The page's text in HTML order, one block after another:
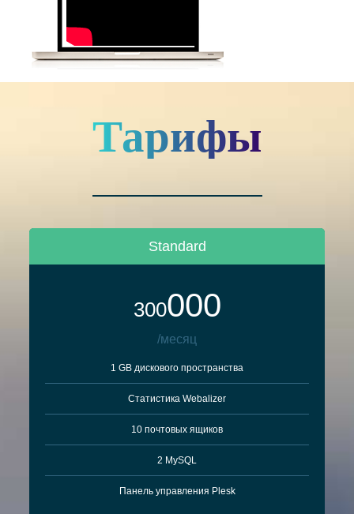
Тарифы
Standard
300000
/месяц
1 GB дискового пространства
Cтатистика Webalizer
10 почтовых ящиков
2 MySQL
Панель управления Plesk